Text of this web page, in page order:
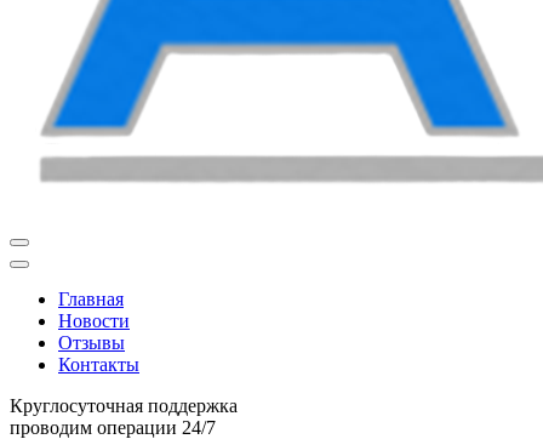
Главная
Новости
Отзывы
Контакты
Круглосуточная поддержка
проводим операции 24/7